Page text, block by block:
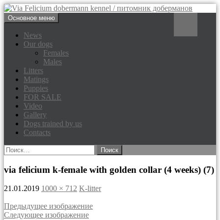
Via Felicium dobermann
kennel / питомник доберманов
Основное меню
к
News
Our dogs
Females
Males
Litters
Matings
Puppies
FOR SALE
Video
Gallery
Dogs trained by us
Contacts
Найти:
via felicium k-female with golden collar (4 weeks) (7)
21.01.2019 1000 × 712 K-litter
Предыдущее изображение
Следующее изображение